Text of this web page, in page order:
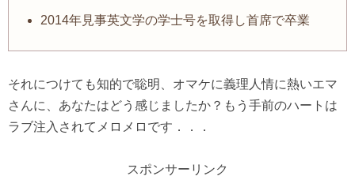
2014年見事英文学の学士号を取得し首席で卒業
それにつけても知的で聡明、オマケに義理人情に熱いエマ
さんに、あなたはどう感じましたか？もう手前のハートは
ラブ注入されてメロメロです．．．
スポンサーリンク